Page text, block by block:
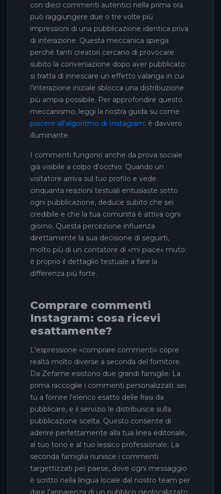
con dieci commenti autentici nella prima ora
può raggiungere due o tre volte più
impressioni di una pubblicazione identica priva
di interazione. Questa meccanica spiega
perché tanti creatori cercano di provocare
subito la conversazione dopo aver pubblicato:
si tratta di innescare un effetto valanga in cui
l'interazione iniziale sblocca una distribuzione
più ampia possibile. Per approfondire questo
meccanismo, leggi la nostra guida su come
piacere all'algoritmo di Instagram: è davvero
illuminante.
I commenti fungono anche da prova sociale
già visibile a colpo d'occhio. Quando un
visitatore arriva sul tuo profilo e vede
cinquanta reazioni testuali entusiaste sotto
ogni pubblicazione, deduce subito che sei
credibile e che la tua comunità è attiva ogni
giorno. Questa percezione influenza
direttamente la sua decisione di seguirti,
molto più di un contatore di «mi piace» muto:
è proprio il dettaglio testuale a fare la
differenza più forte.
Comprare commenti
Instagram: cosa ricevi
esattamente?
L'espressione «comprare commenti» copre
realtà molto diverse a seconda del fornitore.
Da Zefame esistono due grandi famiglie. La
prima raccoglie i commenti personalizzati: sei
tu a fornire l'elenco esatto delle frasi da
pubblicare, e il servizio le distribuisce sulla
pubblicazione scelta. Questo consente di
aderire perfettamente alla tua linea editoriale,
al tuo tono e al tuo lessico professionale. La
seconda famiglia riunisce i commenti
targettizzati per paese, dove ogni messaggio
è scritto nella lingua locale dal nostro team per
dare l'apparenza di un pubblico geolocalizzato